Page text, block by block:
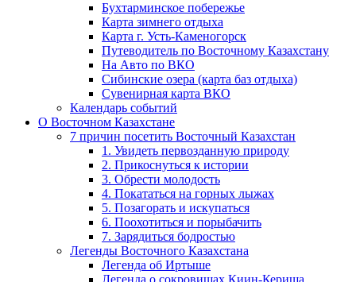
Бухтарминское побережье
Карта зимнего отдыха
Карта г. Усть-Каменогорск
Путеводитель по Восточному Казахстану
На Авто по ВКО
Сибинские озера (карта баз отдыха)
Сувенирная карта ВКО
Календарь событий
О Восточном Казахстане
7 причин посетить Восточный Казахстан
1. Увидеть первозданную природу
2. Прикоснуться к истории
3. Обрести молодость
4. Покататься на горных лыжах
5. Позагорать и искупаться
6. Поохотиться и порыбачить
7. Зарядиться бодростью
Легенды Восточного Казахстана
Легенда об Иртыше
Легенда о сокровищах Киин-Кериша